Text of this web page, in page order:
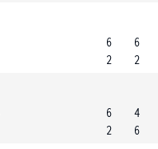
6
2
6
2
6
2
4
6